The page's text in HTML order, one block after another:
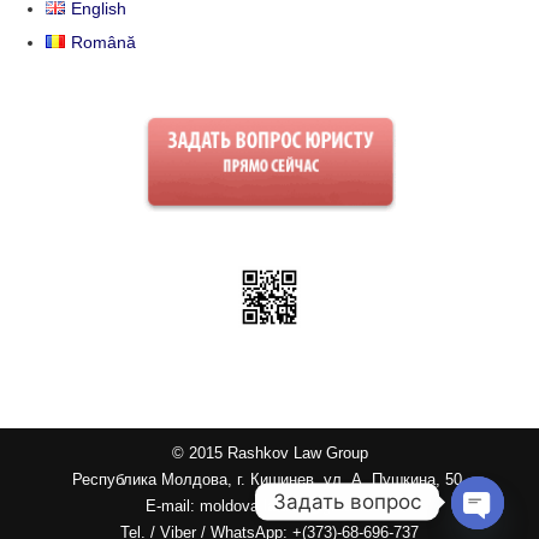
English
Română
© 2015 Rashkov Law Group
Республика Молдова, г. Кишинев, ул. А. Пушкина, 50.
E-mail: moldova.law.co@gmail.com
Tel. / Viber / WhatsApp: +(373)-68-696-737
Задать вопрос